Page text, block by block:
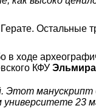
Остальные
в ходе
КФУ
Этот
университете 23